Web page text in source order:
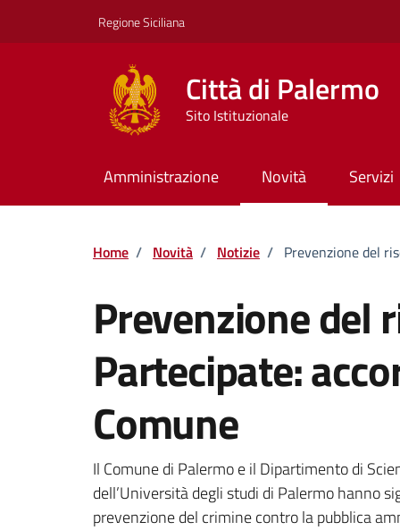
Regione Siciliana
Città di Palermo
Sito Istituzionale
Amministrazione Novità Servizi
Home / Novità / Notizie / Prevenzione del
Prevenzione del
Partecipate:
Comune
Dettagli della
Il Comune di Palermo e il Dipartimento di
dell’Università degli studi di Palermo hanno
prevenzione del crimine contro la pubblica